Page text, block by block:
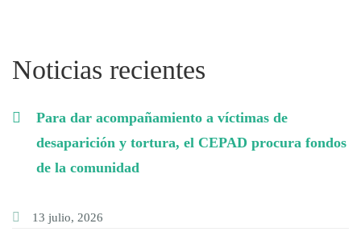
Noticias recientes
Para dar acompañamiento a víctimas de
desaparición y tortura, el CEPAD procura fondos
de la comunidad
13 julio, 2026